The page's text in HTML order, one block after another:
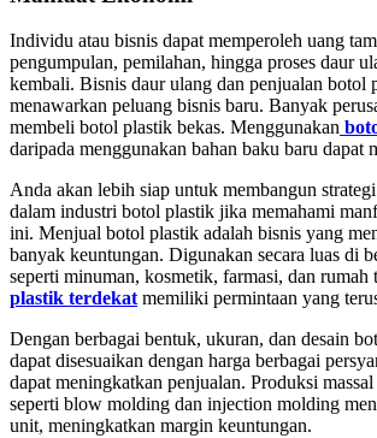
Individu atau bisnis dapat memperoleh uang
pengumpulan, pemilahan, hingga proses daur
kembali. Bisnis daur ulang dan penjualan botol
menawarkan peluang bisnis baru. Banyak
membeli botol plastik bekas. Menggunakan
daripada menggunakan bahan baku baru dapat
Anda akan lebih siap untuk membangun
dalam industri botol plastik jika memahami
ini. Menjual botol plastik adalah bisnis yang
banyak keuntungan. Digunakan secara luas di
seperti minuman, kosmetik, farmasi, dan rumah
plastik terdekat memiliki permintaan yang
Dengan berbagai bentuk, ukuran, dan desain
dapat disesuaikan dengan harga berbagai
dapat meningkatkan penjualan. Produksi
seperti blow molding dan injection molding
unit, meningkatkan margin keuntungan.